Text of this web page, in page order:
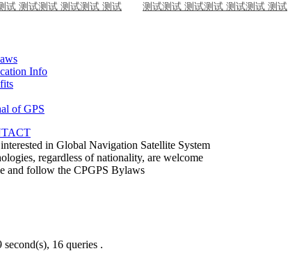
试 测试测试 测试测试 测试
测试测试 测试测试 测试测试 测试
Info
of GPS
in Global Navigation Satellite System
regardless of nationality, are welcome
and follow the CPGPS Bylaws
second(s), 16 queries .